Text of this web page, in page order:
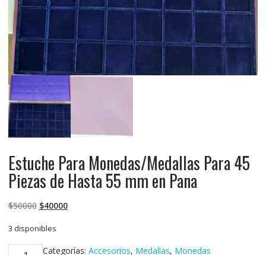
Estuche Para Monedas/Medallas Para 45
Piezas de Hasta 55 mm en Pana
$50000 El
original
era:
$40000El
3 disponibles
Estuche
Categorías:Accesorios, Medallas, Monedas